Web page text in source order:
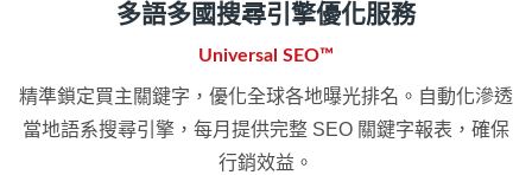
多語多國搜尋引擎優化服務
Universal SEO™
精準鎖定買主關鍵字，優化全球各地曝光排名。自動化滲透
當地語系搜尋引擎，每月提供完整 SEO 關鍵字報表，確保
行銷效益。